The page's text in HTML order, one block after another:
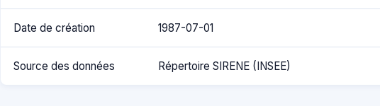
Date de création 1987-07-01
Source des données Répertoire SIRENE (INSEE)